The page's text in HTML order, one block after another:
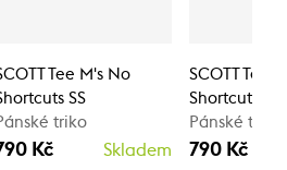
Tee M's No
SS
triko
Kč Skladem
SCOTT Tee
Shortcuts SS
Pánské triko
790 Kč